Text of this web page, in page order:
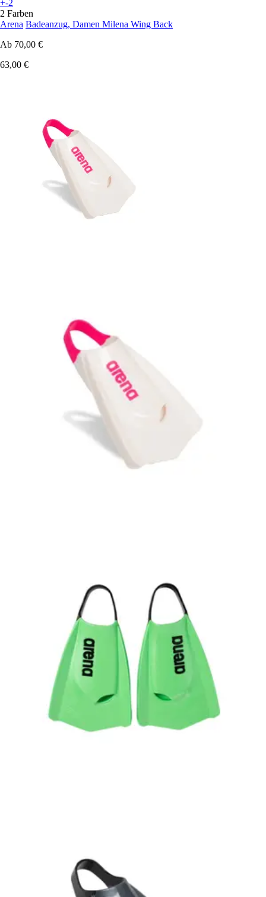
+-2
2 Farben
Arena Badeanzug, Damen Milena Wing Back
Ab 70,00 €
63,00 €